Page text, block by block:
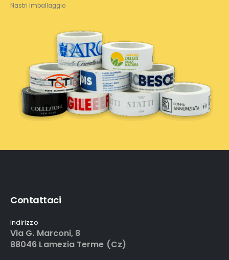
Nastri Imballaggio
Contattaci
Indirizzo
Via G. Marconi, 8
88046 Lamezia Terme (Cz)